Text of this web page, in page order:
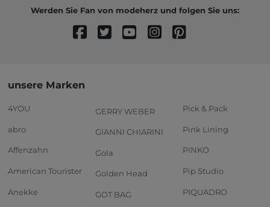
Werden Sie Fan von modeherz und folgen Sie uns:
unsere Marken
4YOU
abro
Affenzahn
American Tourister
Anekke
GERRY WEBER
GIANNI CHIARINI
Gola
Golden Head
GOT BAG
Pick & Pack
Pink Lining
PINKO
Pip Studio
PIQUADRO